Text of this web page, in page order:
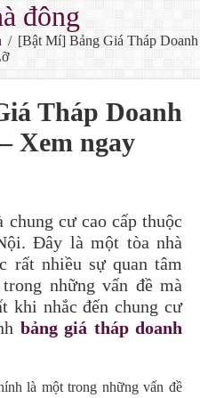
đông
/ [Bật Mí] Bảng Giá Tháp Doanh
Tháp Doanh
Xem ngay
chung cư cao cấp thuộc
Đây là một tòa nhà
rất nhiều sự quan tâm
những vấn đề mà
khi nhắc đến chung cư
bảng giá tháp doanh
là một trong những vấn đề